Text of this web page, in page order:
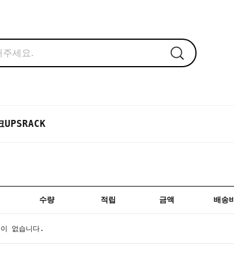
UPSRACK
수량 적립 금액 배송비
없습니다.